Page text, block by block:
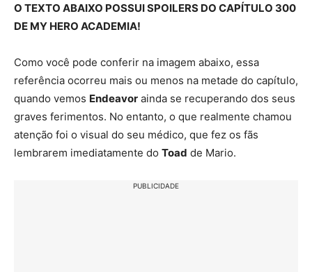
O TEXTO ABAIXO POSSUI SPOILERS DO CAPÍTULO 300
DE MY HERO ACADEMIA!
Como você pode conferir na imagem abaixo, essa
referência ocorreu mais ou menos na metade do capítulo,
quando vemos Endeavor ainda se recuperando dos seus
graves ferimentos. No entanto, o que realmente chamou
atenção foi o visual do seu médico, que fez os fãs
lembrarem imediatamente do Toad de Mario.
PUBLICIDADE